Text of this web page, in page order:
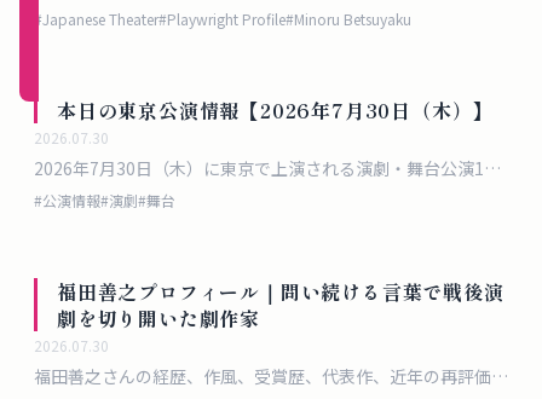
（無
plays, theatrical method, and why his absurdist drama still
#Japanese Theater#Playwright Profile#Minoru Betsuyaku
本日の東京公演情報【2026年7月30日（木）】
2026.07.30
2026年7月30日（木）に東京で上演される演劇・舞台公演17
選。料金・会場・千秋楽情報まで完全まとめ
#公演情報#演劇#舞台
福田善之プロフィール｜問い続ける言葉で戦後演
劇を切り開いた劇作家
2026.07.30
福田善之さんの経歴、作風、受賞歴、代表作、近年の再評価と